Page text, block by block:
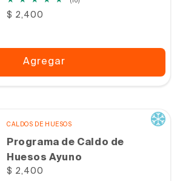
Precio
$ 2,400
Agregar
CALDOS DE HUESOS
Programa de Caldo de
Huesos Ayuno
Precio
$ 2,400